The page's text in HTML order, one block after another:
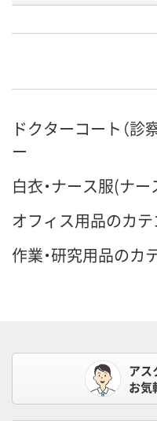
号
お届け日 8月9日（日）
数量
ドクターコート（診
ー
白衣・ナース服(ナ
オフィス用品のカ
作業・研究用品のカ
アス
お気